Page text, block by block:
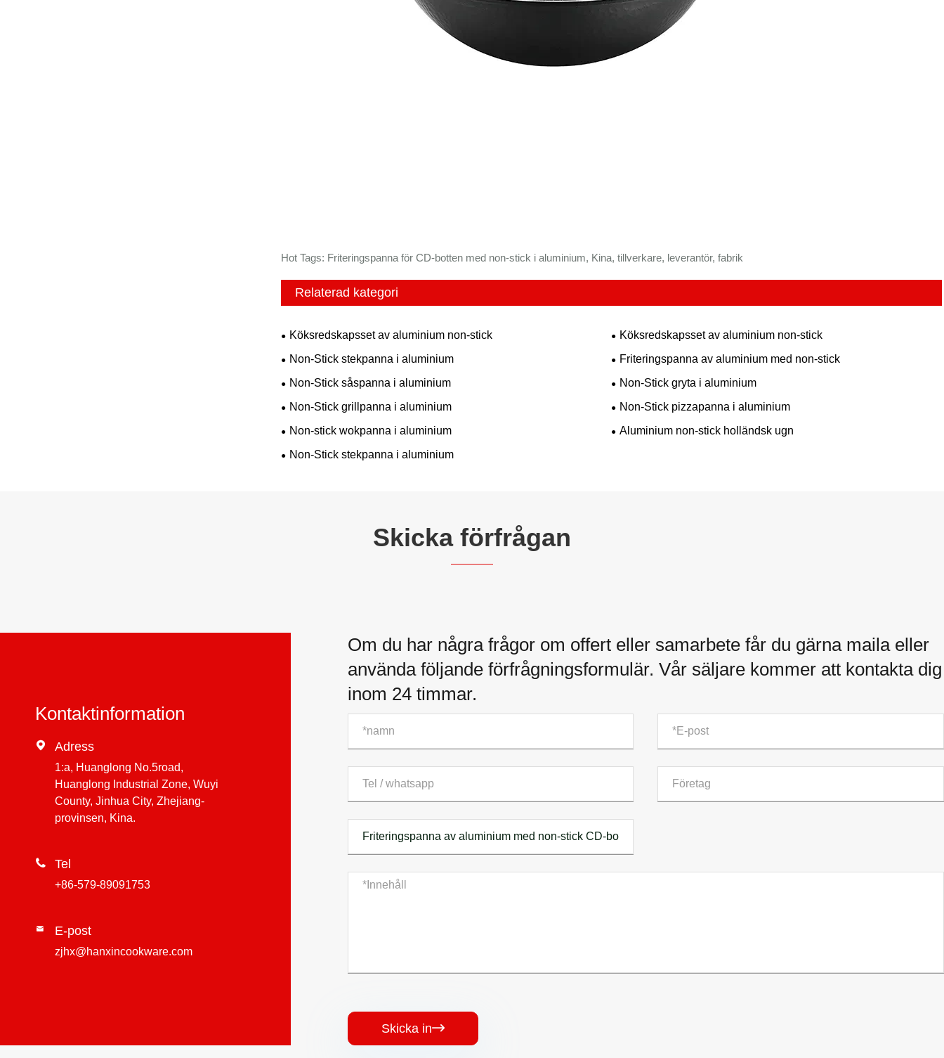
Hot Tags: Friteringspanna för CD-botten med non-stick i aluminium, Kina, tillverkare, leverantör, fabrik
Relaterad kategori
Köksredskapsset av aluminium non-stick
Köksredskapsset av aluminium non-stick
Non-Stick stekpanna i aluminium
Friteringspanna av aluminium med non-stick
Non-Stick såspanna i aluminium
Non-Stick gryta i aluminium
Non-Stick grillpanna i aluminium
Non-Stick pizzapanna i aluminium
Non-stick wokpanna i aluminium
Aluminium non-stick holländsk ugn
Non-Stick stekpanna i aluminium
Skicka förfrågan
Kontaktinformation
 Adress
1:a, Huanglong No.5road,
Huanglong Industrial Zone, Wuyi
County, Jinhua City, Zhejiang-
provinsen, Kina.
 Tel
+86-579-89091753
 E-post
zjhx@hanxincookware.com
Om du har några frågor om offert eller samarbete får du gärna maila eller
använda följande förfrågningsformulär. Vår säljare kommer att kontakta dig
inom 24 timmar.
Skicka in